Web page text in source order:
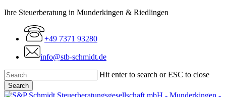
Skip
content
Ihre Steuerberatung in Munderkingen & Riedlingen
+49 7371 93280
info@stb-schmidt.de
Hit enter to search or ESC to close
Search
Close